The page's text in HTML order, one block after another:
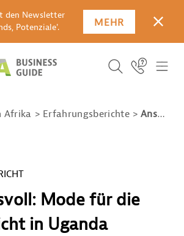
den Newsletter
Potenziale'.
MEHR
ICON
SUCHBEGRIFF
SUCHEN
Icon Link
Afrika Erfahrungsberichte Anspruchsvoll: Mode für die Mittelschicht in Uganda
Mode für die
in Uganda